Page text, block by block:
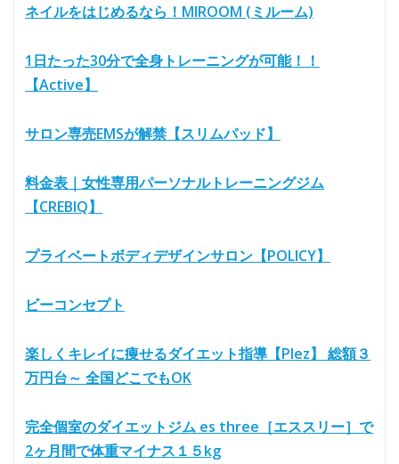
ネイルをはじめるなら！MIROOM (ミルーム)
1日たった30分で全身トレーニングが可能！！
【Active】
サロン専売EMSが解禁【スリムパッド】
料金表｜女性専用パーソナルトレーニングジム
【CREBIQ】
プライベートボディデザインサロン【POLICY】
ビーコンセプト
楽しくキレイに痩せるダイエット指導【Plez】 総額３
万円台～ 全国どこでもOK
完全個室のダイエットジム es three［エススリー］で
2ヶ月間で体重マイナス１５kg